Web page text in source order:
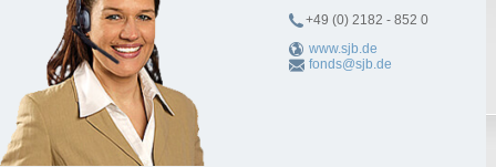
+49 (0) 2182 - 852 0
www.sjb.de
fonds@sjb.de